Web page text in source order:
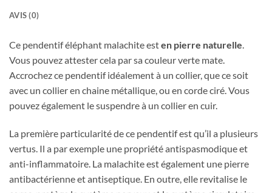
AVIS (0)
Ce pendentif éléphant malachite esten pierre naturelle.
Vous pouvez attester cela par sa couleur verte mate.
Accrochez ce pendentif idéalement à un collier, que ce soit
avec un collier en chaine métallique, ou en corde ciré. Vous
pouvez également le suspendre à un collier en cuir.
La première particularité de ce pendentif est qu’il a plusieurs
vertus. Il a par exemple une propriété antispasmodique et
anti-inflammatoire. La malachite est également une pierre
antibactérienne et antiseptique. En outre, elle revitalise le